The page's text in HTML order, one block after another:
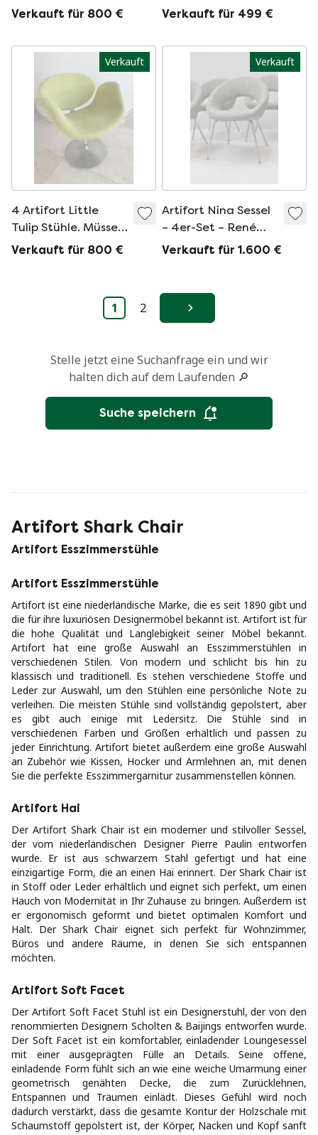
Leder
Verkauft für 800 €
Artifort
Verkauft für 499 €
Verkauft
4 Artifort Little
Tulip Stühle. Müssen
neu bezogen
Verkauft für 800 €
Verkauft
Artifort Nina Sessel
– 4er-Set – René
Holten, ca. 2000 –
Verkauft für 1.600 €
1 2 Weiter
Stelle jetzt eine Suchanfrage ein und wir
halten dich auf dem Laufenden 🔎
Suche speichern
Artifort Shark Chair
Artifort Esszimmerstühle
Artifort Esszimmerstühle
Artifort ist eine niederländische Marke, die es seit 1890 gibt und
die für ihre luxuriösen Designermöbel bekannt ist. Artifort ist für
die hohe Qualität und Langlebigkeit seiner Möbel bekannt.
Artifort hat eine große Auswahl an Esszimmerstühlen in
verschiedenen Stilen. Von modern und schlicht bis hin zu
klassisch und traditionell. Es stehen verschiedene Stoffe und
Leder zur Auswahl, um den Stühlen eine persönliche Note zu
verleihen. Die meisten Stühle sind vollständig gepolstert, aber
es gibt auch einige mit Ledersitz. Die Stühle sind in
verschiedenen Farben und Größen erhältlich und passen zu
jeder Einrichtung. Artifort bietet außerdem eine große Auswahl
an Zubehör wie Kissen, Hocker und Armlehnen an, mit denen
Sie die perfekte Esszimmergarnitur zusammenstellen können.
Artifort Hai
Der Artifort Shark Chair ist ein moderner und stilvoller Sessel,
der vom niederländischen Designer Pierre Paulin entworfen
wurde. Er ist aus schwarzem Stahl gefertigt und hat eine
einzigartige Form, die an einen Hai erinnert. Der Shark Chair ist
in Stoff oder Leder erhältlich und eignet sich perfekt, um einen
Hauch von Modernität in Ihr Zuhause zu bringen. Außerdem ist
er ergonomisch geformt und bietet optimalen Komfort und
Halt. Der Shark Chair eignet sich perfekt für Wohnzimmer,
Büros und andere Räume, in denen Sie sich entspannen
möchten.
Artifort Soft Facet
Der Artifort Soft Facet Stuhl ist ein Designerstuhl, der von den
renommierten Designern Scholten & Baijings entworfen wurde.
Der Soft Facet ist ein komfortabler, einladender Loungesessel
mit einer ausgeprägten Fülle an Details. Seine offene,
einladende Form fühlt sich an wie eine weiche Umarmung einer
geometrisch genähten Decke, die zum Zurücklehnen,
Entspannen und Träumen einlädt. Dieses Gefühl wird noch
dadurch verstärkt, dass die gesamte Kontur der Holzschale mit
Schaumstoff gepolstert ist, der Körper, Nacken und Kopf sanft